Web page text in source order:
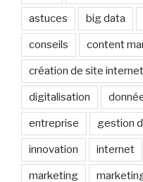
astuces big data
conseils content
création de site internet
digitalisation
entreprise gestion
innovation internet
marketing